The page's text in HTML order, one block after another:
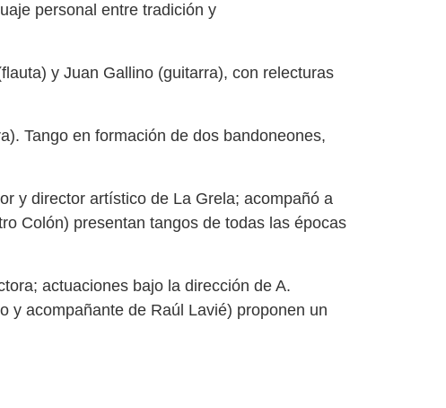
personal entre tradición y
y Juan Gallino (guitarra), con relecturas
Tango en formación de dos bandoneones,
y director artístico de La Grela; acompañó a
Colón) presentan tangos de todas las épocas
actuaciones bajo la dirección de A.
y acompañante de Raúl Lavié) proponen un